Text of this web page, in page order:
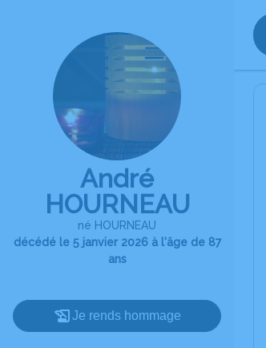
André
HOURNEAU
né HOURNEAU
décédé le 5 janvier 2026 à l'âge de 87
ans
Je rends hommage